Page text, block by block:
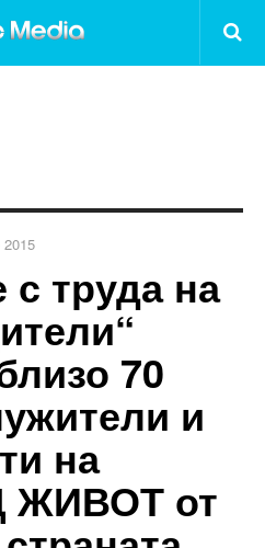
с труда на
70
и
на
ЖИВОТ от